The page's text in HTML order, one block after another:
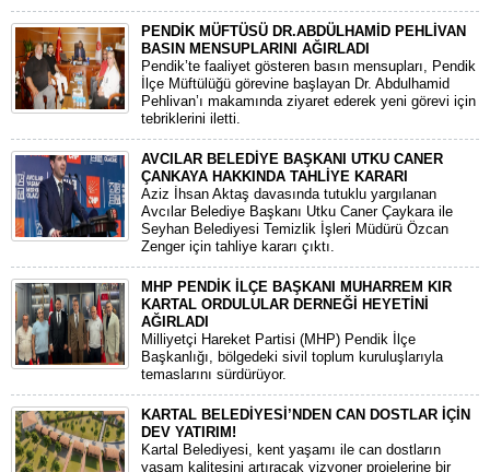
PENDİK MÜFTÜSÜ DR.ABDÜLHAMİD PEHLİVAN
BASIN MENSUPLARINI AĞIRLADI
​Pendik’te faaliyet gösteren basın mensupları, Pendik
İlçe Müftülüğü görevine başlayan Dr. Abdulhamid
Pehlivan’ı makamında ziyaret ederek yeni görevi için
tebriklerini iletti.
AVCILAR BELEDİYE BAŞKANI UTKU CANER
ÇANKAYA HAKKINDA TAHLİYE KARARI
​Aziz İhsan Aktaş davasında tutuklu yargılanan
Avcılar Belediye Başkanı Utku Caner Çaykara ile
Seyhan Belediyesi Temizlik İşleri Müdürü Özcan
Zenger için tahliye kararı çıktı.
MHP PENDİK İLÇE BAŞKANI MUHARREM KIR
KARTAL ORDULULAR DERNEĞİ HEYETİNİ
AĞIRLADI
​Milliyetçi Hareket Partisi (MHP) Pendik İlçe
Başkanlığı, bölgedeki sivil toplum kuruluşlarıyla
temaslarını sürdürüyor.
KARTAL BELEDİYESİ’NDEN CAN DOSTLAR İÇİN
DEV YATIRIM!
Kartal Belediyesi, kent yaşamı ile can dostların
yaşam kalitesini artıracak vizyoner projelerine bir